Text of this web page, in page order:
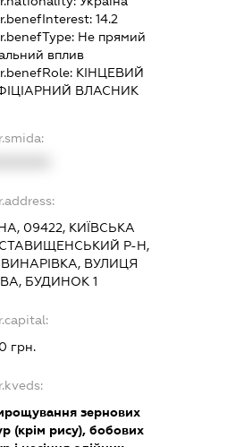
14.2
Не прямий
вплив
КІНЦЕВИЙ
ВЛАСНИК
09422, КИЇВСЬКА
Р-Н,
ВУЛИЦЯ
БУДИНОК 1
грн.
зернових
(крім рису), бобових